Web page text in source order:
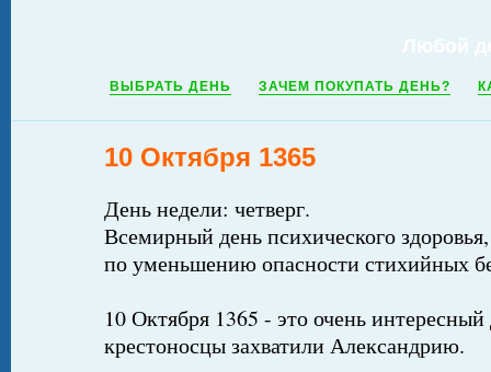
ВЫБРАТЬ ДЕНЬ ЗАЧЕМ ПОКУПАТЬ ДЕНЬ?
10 Октября 1365
День недели: четверг.
Всемирный день психического
по уменьшению опасности стихийных
10 Октября 1365 - это очень
крестоносцы захватили Александрию.